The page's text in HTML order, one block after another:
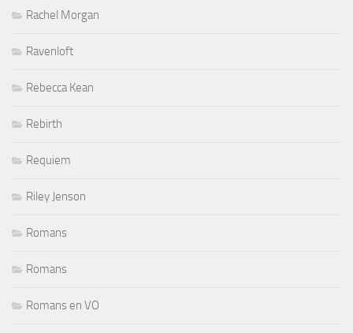
Rachel Morgan
Ravenloft
Rebecca Kean
Rebirth
Requiem
Riley Jenson
Romans
Romans
Romans en VO